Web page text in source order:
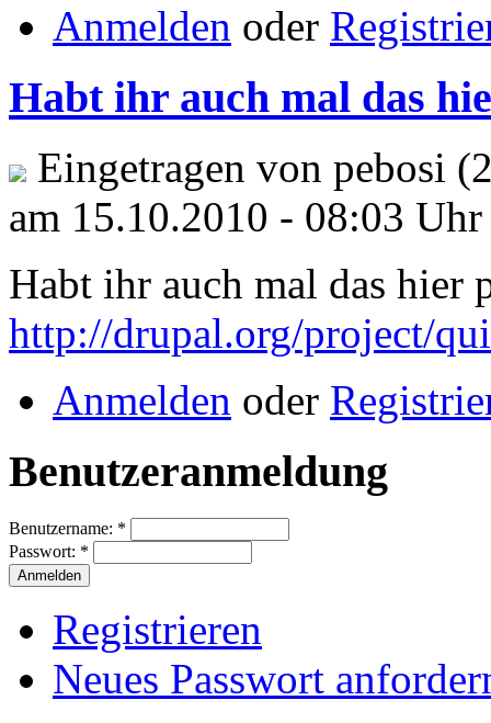
Anmelden oder
Habt ihr auch mal das
Eingetragen von pebosi
am 15.10.2010 - 08:03 Uhr
Habt ihr auch mal das hier
http://drupal.org/project/
Anmelden oder
Benutzeranmeldung
Benutzername: *
Passwort: *
Registrieren
Neues Passwort